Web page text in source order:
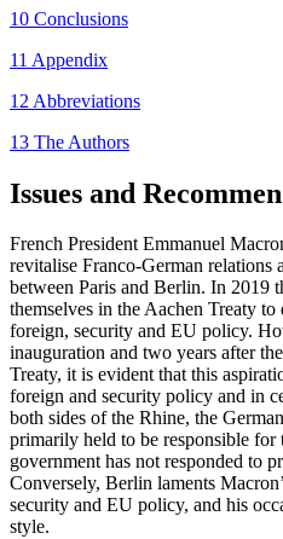
10 Conclusions
11 Appendix
12 Abbreviations
13 The Authors
Issues and
French President Emmanuel
revitalise Franco-German relations
between Paris and Berlin. In 2019
them­selves in the Aachen Treaty
foreign, security and EU policy.
inauguration and two years after
Treaty, it is evident that this
foreign and security policy and in
both sides of the Rhine, the
primarily held to be responsible
government has not responded to
Con­versely, Berlin laments
security and EU policy, and his
style.